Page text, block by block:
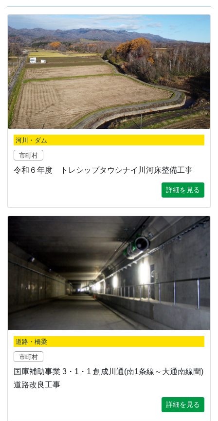
河川・ダム
市町村
令和６年度 トレシップタウシナイ川河床整備工事
詳細を見る
道路・橋梁
市町村
国庫補助事業 3・1・1 創成川通(南1条線～大通南線間)
道路改良工事
詳細を見る